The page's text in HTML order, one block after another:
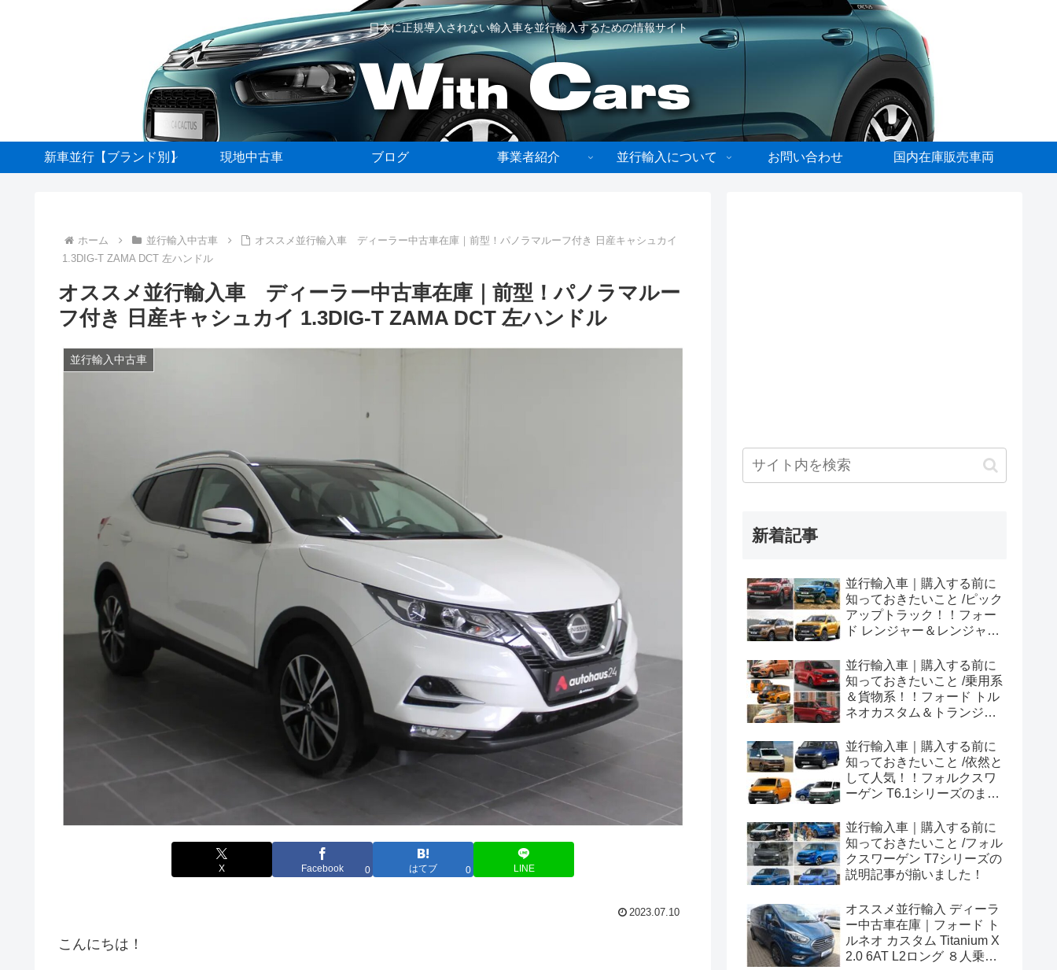
日本に正規導入されない輸入車を並行輸入するための情報サイト
新車並行【ブランド別】 現地中古車 ブログ 事業者紹介 並行輸入について お問い合わせ 国内在庫販売車両
ホーム 並行輸入中古車
オススメ並行輸入車 ディーラー中古車在庫｜前型！パノラマルーフ付き 日産キャシュカイ
1.3DIG-T ZAMA DCT 左ハンドル
オススメ並行輸入車 ディーラー中古車在庫｜前型！パノラマルー
フ付き 日産キャシュカイ 1.3DIG-T ZAMA DCT 左ハンドル
並行輸入中古車
X Facebook 0 はてブ 0 LINE
2023.07.10
こんにちは！
新着記事
並行輸入車｜購入する前に
知っておきたいこと /ピック
アップトラック！！フォー
ド レンジャー＆レンジャー
め！
並行輸入車｜購入する前に
知っておきたいこと /乗用系
＆貨物系！！フォード トル
ネオカスタム＆トランジッ
め！
並行輸入車｜購入する前に
知っておきたいこと /依然と
して人気！！フォルクスワ
ーゲン T6.1シリーズのまと
並行輸入車｜購入する前に
知っておきたいこと /フォル
クスワーゲン T7シリーズの
説明記事が揃いました！
オススメ並行輸入 ディーラ
ー中古車在庫｜フォード ト
ルネオ カスタム Titanium X
2.0 6AT L2ロング ８人乗り